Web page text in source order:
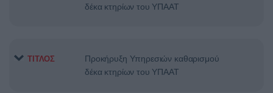
δέκα κτηρίων του ΥΠΑΑΤ
ΤΙΤΛΟΣ
Προκήρυξη Υπηρεσιών καθαρισμού
δέκα κτηρίων του ΥΠΑΑΤ